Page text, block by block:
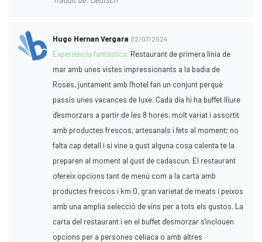
Hugo Hernan Vergara 02/07/2024
Experiència fantàstica: Restaurant de primera línia de
mar amb unes vistes impressionants a la badia de
Roses, juntament amb l'hotel fan un conjunt perquè
passis unes vacances de luxe. Cada dia hi ha buffet lliure
d'esmorzars a partir de les 8 hores, molt variat i assortit
amb productes frescos, artesanals i fets al moment; no
falta cap detall i si vine a gust alguna cosa calenta te la
preparen al moment al gust de cadascun. El restaurant
ofereix opcions tant de menú com a la carta amb
productes frescos i km 0, gran varietat de meats i peixos
amb una amplia selecció de vins per a tots els gustos. La
carta del restaurant i en el buffet d'esmorzar s'inclouen
opcions per a persones celíaca o amb altres